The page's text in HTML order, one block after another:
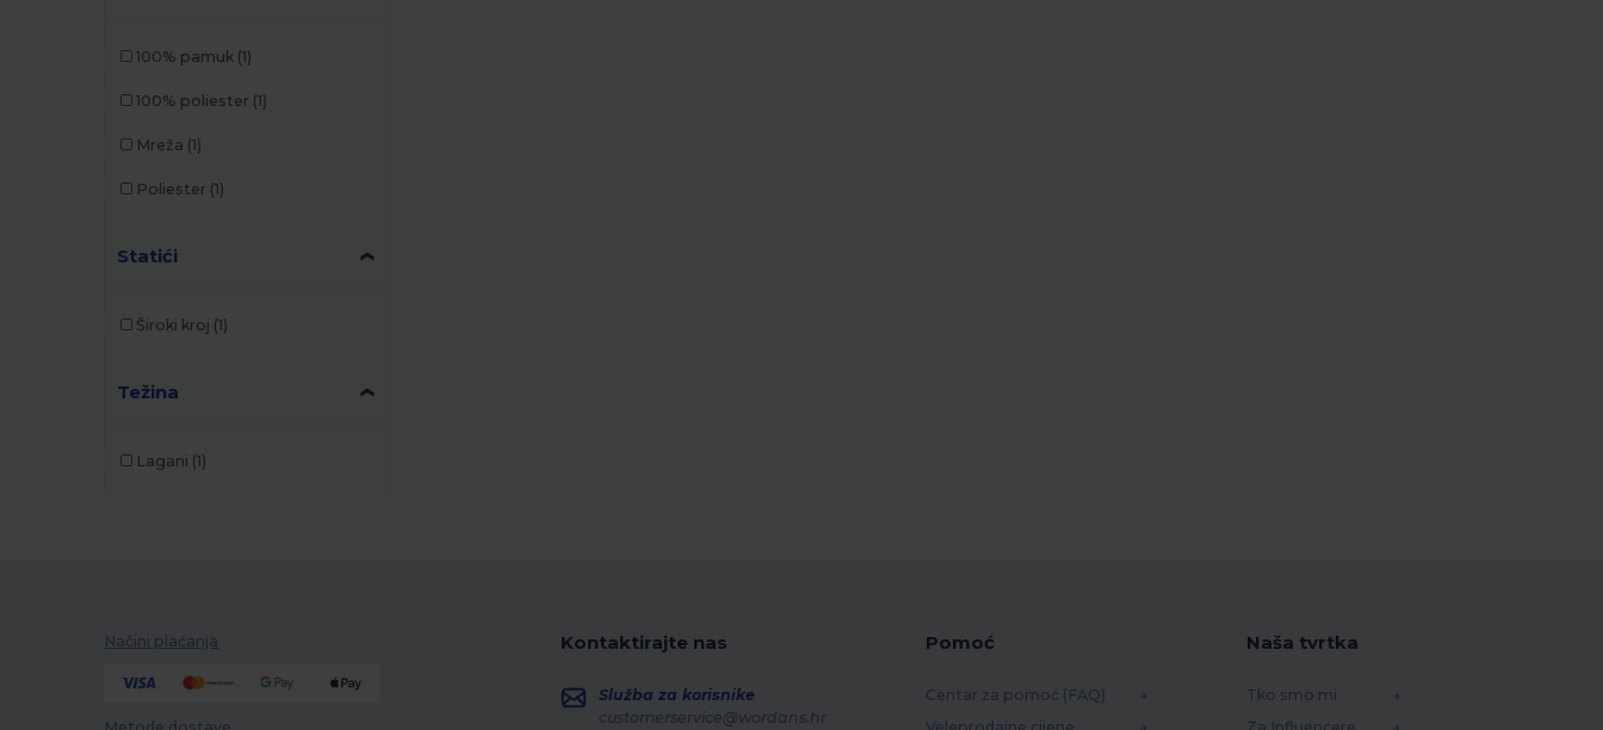
100% pamuk (1)
100% poliester (1)
Mreža (1)
Poliester (1)
Statići
Široki kroj (1)
Težina
Lagani (1)
Načini plaćanja Kontaktirajte nas
Služba za korisnike
customerservice@wordans.hr
Pomoć
Centar za pomoć (FAQ)
Naša tvrtka
Tko smo mi